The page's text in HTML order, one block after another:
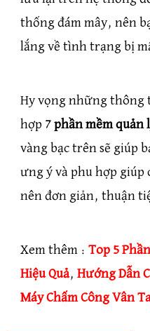
thống đám mây, nên
lắng về tình trạng bị
Hy vọng những thông
hợp 7 phần mềm quản
vàng bạc trên sẽ giúp
ưng ý và phu hợp giúp
nên đơn giản, thuận
Xem thêm : Top 5
Hiệu Quả, Hướng Dẫn
Máy Chấm Công Vân